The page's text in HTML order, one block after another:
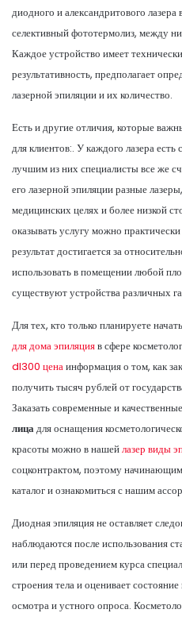
диодного и александритового
селективный фототермолиз, между
Каждое устройство имеет
результативность, предполагает
лазерной эпиляции и их количество.
Есть и другие отличия, которые
для клиентов:. У каждого лазера
лучшим из них специалисты все же
его лазерной эпиляции разные
медицинских целях и более низкой
оказывать услугу можно
результат достигается за
использовать в помещении любой
существуют устройства различных
Для тех, кто только планируете
для дома эпиляцияв сфере
dl300 ценаинформация о том, как
получить тысяч рублей от
Заказать современные и качественные
лицадля оснащения
красоты можно в нашейлазер виды
соцконтрактом, поэтому
каталог и ознакомиться с нашим
Диодная эпиляция не оставляет
наблюдаются после использования
или перед проведением курса
строения тела и оценивает
осмотра и устного опроса.